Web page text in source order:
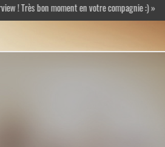
bon moment en votre compagnie :)